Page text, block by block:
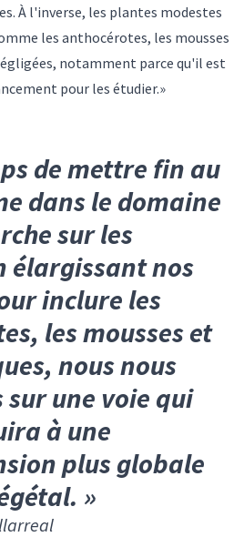
À l'inverse, les plantes modestes
les anthocérotes, les mousses
notamment parce qu'il est
pour les étudier.»
de mettre fin au
dans le domaine
sur les
élargissant nos
inclure les
les mousses et
nous nous
sur une voie qui
à une
plus globale
»